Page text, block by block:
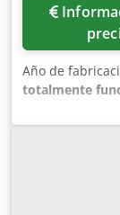
Información de
Año de
totalmente
Recycling
lavado de
Unidad de
Transportador
25-7500 (2024)
Transportador